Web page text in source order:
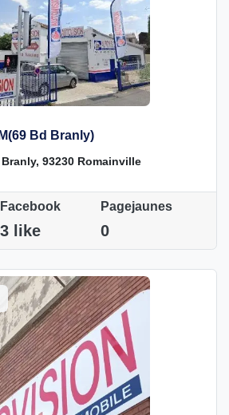
Bd Branly)
93230 Romainville
Facebook
3 like
Pagejaunes
0